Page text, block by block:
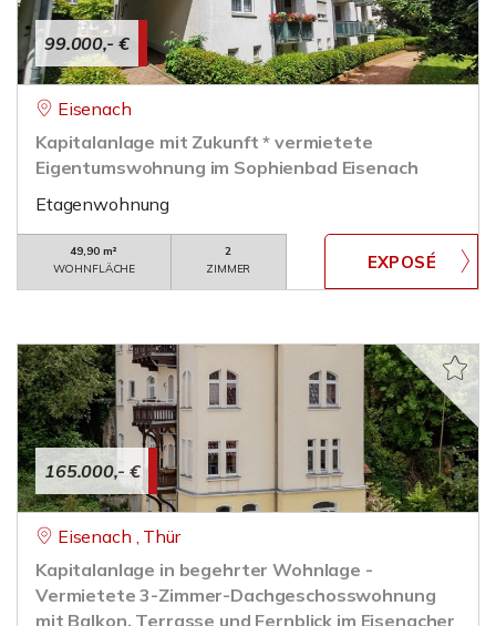
99.000,- €
Eisenach
Kapitalanlage mit Zukunft * vermietete
Eigentumswohnung im Sophienbad Eisenach
Etagenwohnung
49,90 m²
WOHNFLÄCHE
2
ZIMMER
165.000,- €
Eisenach , Thür
Kapitalanlage in begehrter Wohnlage -
Vermietete 3-Zimmer-Dachgeschosswohnung
mit Balkon, Terrasse und Fernblick im Eisenacher